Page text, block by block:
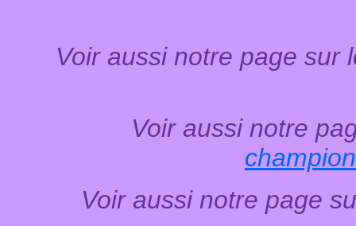
Voir aussi notre page sur
Voir aussi notre
Voir aussi notre page